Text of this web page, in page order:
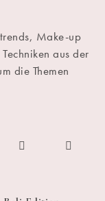
Make-up
aus der
die Themen